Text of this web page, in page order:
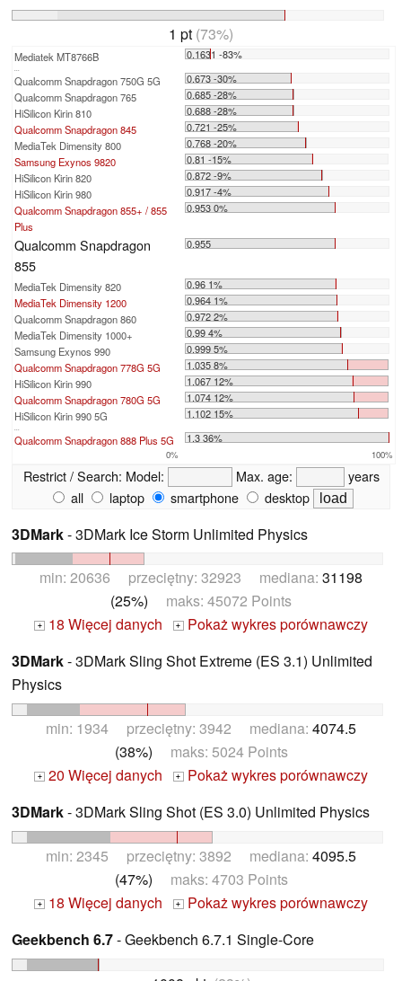
1 pt (73%)
Mediatek MT8766B 0.1631 -83%
Qualcomm Snapdragon 750G 5G
0.673 -30%
Qualcomm Snapdragon 765
0.685 -28%
HiSilicon Kirin 810
0.688 -28%
Qualcomm Snapdragon 845
0.721 -25%
MediaTek Dimensity 800
0.768 -20%
Samsung Exynos 9820
0.81 -15%
HiSilicon Kirin 820
0.872 -9%
HiSilicon Kirin 980
0.917 -4%
Qualcomm Snapdragon 855+ / 855
Plus
0.953 0%
Qualcomm Snapdragon
855
0.955
MediaTek Dimensity 820
0.96 1%
MediaTek Dimensity 1200
0.964 1%
Qualcomm Snapdragon 860
0.972 2%
MediaTek Dimensity 1000+
0.99 4%
Samsung Exynos 990
0.999 5%
Qualcomm Snapdragon 778G 5G
1.035 8%
HiSilicon Kirin 990
1.067 12%
Qualcomm Snapdragon 780G 5G
1.074 12%
HiSilicon Kirin 990 5G
1.102 15%
Qualcomm Snapdragon 888 Plus 5G 1.3 36%
0% 100%
Restrict / Search: Model: Max. age:
years
all
laptop smartphone desktop
3DMark- 3DMark Ice Storm Unlimited Physics
min: 20636 przeciętny: 32923 mediana: 31198
(25%) maks: 45072 Points
+ 18 Więcej danych + Pokaż wykres porównawczy
3DMark- 3DMark Sling Shot Extreme (ES 3.1) Unlimited
Physics
min: 1934 przeciętny: 3942 mediana: 4074.5
(38%) maks: 5024 Points
+ 20 Więcej danych + Pokaż wykres porównawczy
3DMark- 3DMark Sling Shot (ES 3.0) Unlimited Physics
min: 2345 przeciętny: 3892 mediana: 4095.5
(47%) maks: 4703 Points
+ 18 Więcej danych + Pokaż wykres porównawczy
Geekbench 6.7- Geekbench 6.7.1 Single-Core